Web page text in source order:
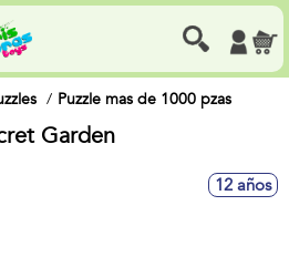
Puzzle mas de 1000 pzas
Garden
12 años